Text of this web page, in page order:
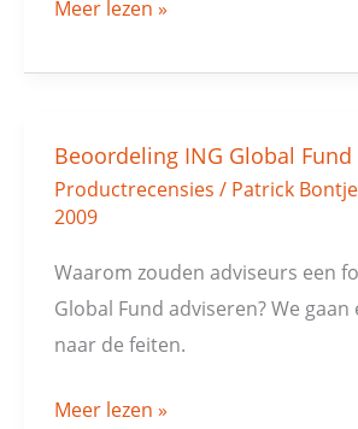
Meer lezen »
Beoordeling ING Global Fund
Productrecensies / Patrick Bontje
2009
Waarom zouden adviseurs een
Global Fund adviseren? We gaan
naar de feiten.
Beoordeling
ING
Global
Fund
Meer lezen »